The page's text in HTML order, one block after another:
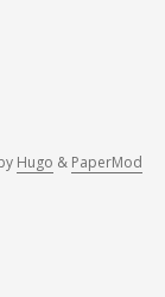
Hugo & PaperMod